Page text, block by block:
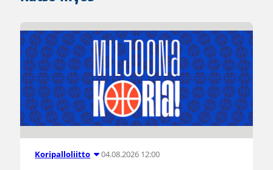
Koripalloliitto 04.08.2026 12:00